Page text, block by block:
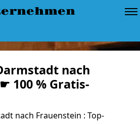
nach
100 % Gratis-
nach Frauenstein : Top-